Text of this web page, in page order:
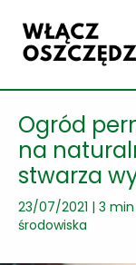
treści
Ogród
na
stwarza
23/07/2021 | 3 min
środowiska